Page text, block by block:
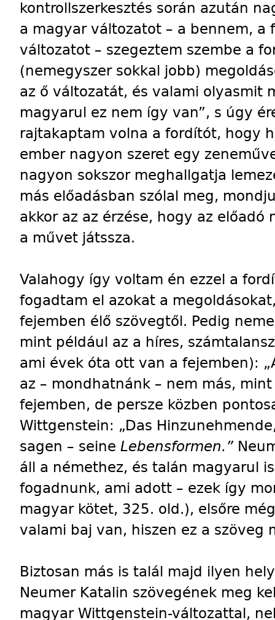
kontrollszerkesztés során azután
a magyar változatot – a bennem, a
változatot – szegeztem szembe a
(nemegyszer sokkal jobb)
az ő változatát, és valami olyasmit
magyarul ez nem így van”, s úgy
rajtakaptam volna a fordítót, hogy
ember nagyon szeret egy
nagyon sokszor meghallgatja
más előadásban szólal meg,
akkor az az érzése, hogy az
a művet játssza.
Valahogy így voltam én ezzel a
fogadtam el azokat a
fejemben élő szövegtől. Pedig
mint például az a híres,
ami évek óta ott van a fejemben):
az – mondhatnánk – nem más,
fejemben, de persze közben
Wittgenstein: „Das
sagen – seine Lebensformen.”
áll a némethez, és talán magyarul
fogadnunk, ami adott – ezek így
magyar kötet, 325. old.), elsőre
valami baj van, hiszen ez a szöveg
Biztosan más is talál majd ilyen
Neumer Katalin szövegének meg
magyar Wittgenstein-változattal,